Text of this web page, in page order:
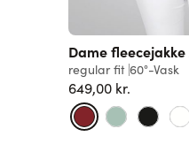
Dame fleecejakke
regular fit 60°-Vask
649,00 kr.